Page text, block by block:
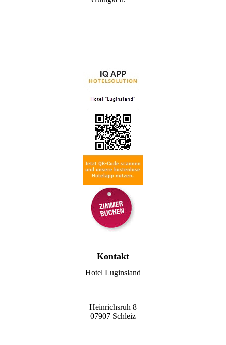
Kontakt
Hotel Luginsland
Heinrichsruh 8
07907 Schleiz